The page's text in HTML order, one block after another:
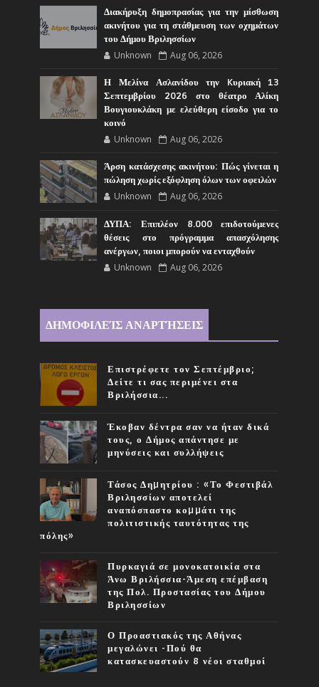
Διακήρυξη δημοπρασίας για την μίσθωση
ακινήτου για τη στάθμευση των οχημάτων
του Δήμου Βριλησσίων
Unknown Aug 06, 2026
Η Μελίνα Ασλανίδου την Kυριακή 13
Σεπτεμβρίου 2026 στο θέατρο Αλίκη
Βουγιουκλάκη με ελεύθερη είσοδο για το
κοινό
Unknown Aug 06, 2026
Άρση κατάσχεσης ακινήτου: Πώς γίνεται η
πώληση χωρίς εξόφληση όλων των οφειλών
Unknown Aug 06, 2026
ΔΥΠΑ: Επιπλέον 8.000 επιδοτούμενες
θέσεις στο πρόγραμμα απασχόλησης
ανέργων, ποιοι μπορούν να ενταχθούν
Unknown Aug 06, 2026
ΔΗΜΟΦΙΛΕΊΣ ΑΝΑΡΤΉΣΕΙΣ
Επιστρέφετε τον Σεπτέμβριο;
Δείτε τι σας περιμένει στα
Βριλήσσια...
Έκοβαν δέντρα σαν να ήταν δικά
τους, ο Δήμος απάντησε με
μηνύσεις και συλλήψεις
Τάσος Δηµητρίου : «Το Φεστιβάλ
Βριλησσίων αποτελεί
αναπόσπαστο κοµµάτι της
πολιτιστικής ταυτότητας της
πόλης»
Πυρκαγιά σε μονοκατοικία στα
Άνω Βριλήσσια-Άμεση επέμβαση
της Πολ. Προστασίας του Δήμου
Βριλησσίων
Ο Προαστιακός της Αθήνας
μεγαλώνει -Πού θα
κατασκευαστούν 8 νέοι σταθμοί